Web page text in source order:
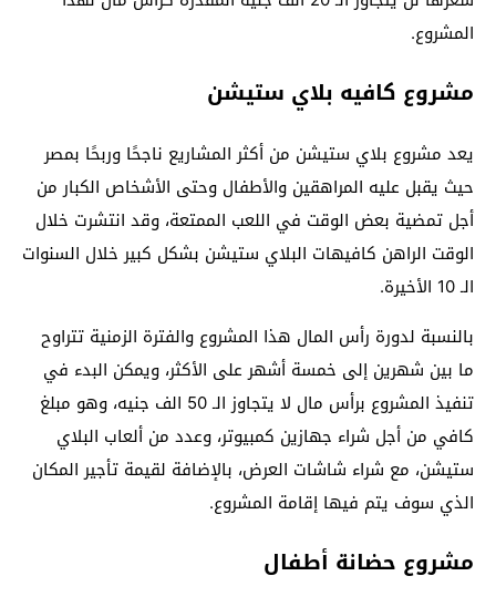
المشروع.
مشروع كافيه بلاي ستيشن
يعد مشروع بلاي ستيشن من أكثر المشاريع ناجحًا وربحًا بمصر
حيث يقبل عليه المراهقين والأطفال وحتى الأشخاص الكبار من
أجل تمضية بعض الوقت في اللعب الممتعة، وقد انتشرت خلال
الوقت الراهن كافيهات البلاي ستيشن بشكل كبير خلال السنوات
الـ 10 الأخيرة.
بالنسبة لدورة رأس المال هذا المشروع والفترة الزمنية تتراوح
ما بين شهرين إلى خمسة أشهر على الأكثر، ويمكن البدء في
تنفيذ المشروع برأس مال لا يتجاوز الـ 50 الف جنيه، وهو مبلغ
كافي من أجل شراء جهازين كمبيوتر، وعدد من ألعاب البلاي
ستيشن، مع شراء شاشات العرض، بالإضافة لقيمة تأجير المكان
الذي سوف يتم فيها إقامة المشروع.
مشروع حضانة أطفال